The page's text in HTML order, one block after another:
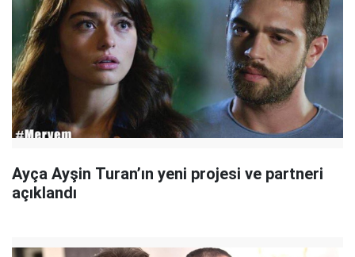
Ayça Ayşin Turan’ın yeni projesi ve partneri
açıklandı